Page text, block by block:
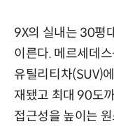
9X의 실내는 30평
이른다. 메르세데
유틸리티차(SUV)
재됐고 최대 90도
접근성을 높이는